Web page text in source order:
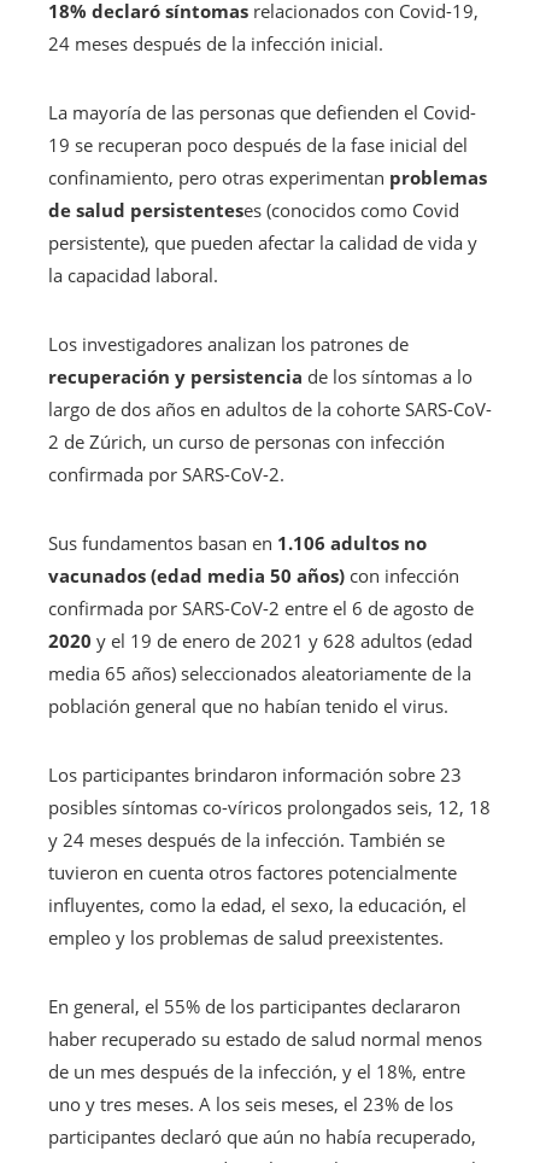
18% declaró síntomas relacionados con Covid-19,
24 meses después de la infección inicial.
La mayoría de las personas que defienden el Covid-
19 se recuperan poco después de la fase inicial del
confinamiento, pero otras experimentan problemas
de salud persistenteses (conocidos como Covid
persistente), que pueden afectar la calidad de vida y
la capacidad laboral.
Los investigadores analizan los patrones de
recuperación y persistencia de los síntomas a lo
largo de dos años en adultos de la cohorte SARS-CoV-
2 de Zúrich, un curso de personas con infección
confirmada por SARS-CoV-2.
Sus fundamentos basan en 1.106 adultos no
vacunados (edad media 50 años) con infección
confirmada por SARS-CoV-2 entre el 6 de agosto de
2020 y el 19 de enero de 2021 y 628 adultos (edad
media 65 años) seleccionados aleatoriamente de la
población general que no habían tenido el virus.
Los participantes brindaron información sobre 23
posibles síntomas co-víricos prolongados seis, 12, 18
y 24 meses después de la infección. También se
tuvieron en cuenta otros factores potencialmente
influyentes, como la edad, el sexo, la educación, el
empleo y los problemas de salud preexistentes.
En general, el 55% de los participantes declararon
haber recuperado su estado de salud normal menos
de un mes después de la infección, y el 18%, entre
uno y tres meses. A los seis meses, el 23% de los
participantes declaró que aún no había recuperado,